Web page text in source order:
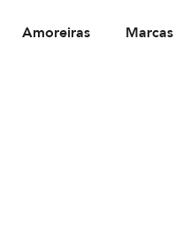
Amoreiras Marcas